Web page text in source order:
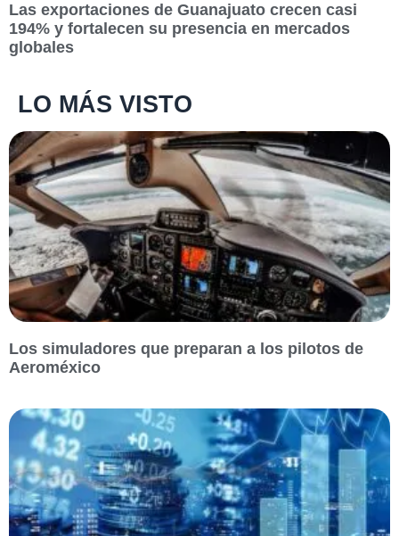
Las exportaciones de Guanajuato crecen casi
194% y fortalecen su presencia en mercados
globales
LO MÁS VISTO
Los simuladores que preparan a los pilotos de
Aeroméxico